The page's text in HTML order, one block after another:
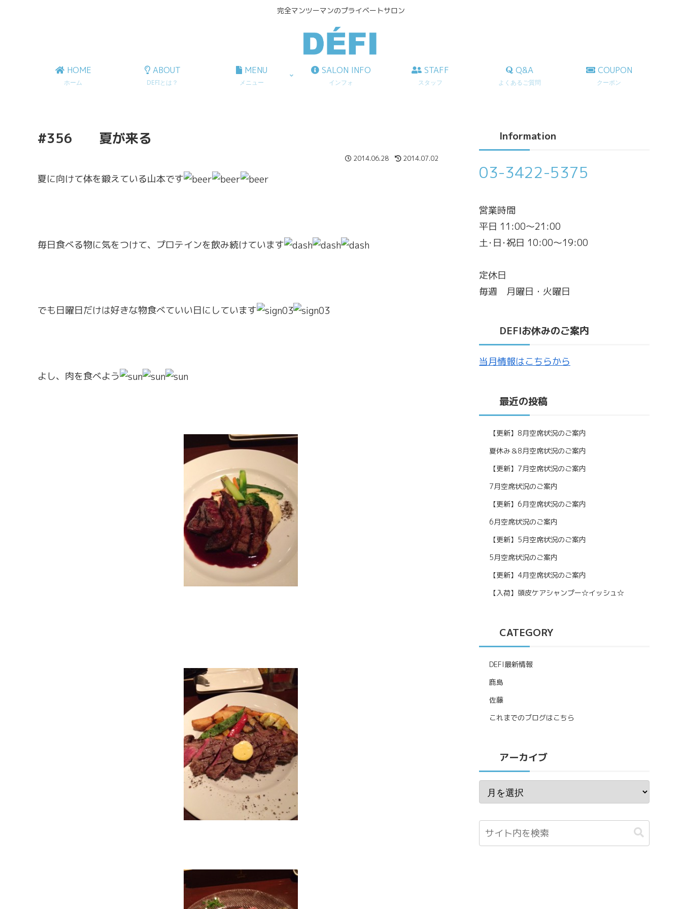
完全マンツーマンのプライベートサロン
HOME
ホーム
ABOUT
DEFIとは？
MENU
メニュー
SALON INFO
インフォ
STAFF
スタッフ
Q&A
よくあるご質問
COUPON
クーポン
#356 夏が来る
2014.06.28 2014.07.02
夏に向けて体を鍛えている山本です
毎日食べる物に気をつけて、プロテインを飲み続けています
でも日曜日だけは好きな物食べていい日にしています
よし、肉を食べよう
Information
03-3422-5375
営業時間
平日 11:00～21:00
土･日･祝日 10:00～19:00
定休日
毎週 月曜日・火曜日
DEFIお休みのご案内
当月情報はこちらから
最近の投稿
【更新】8月空席状況のご案内
夏休み＆8月空席状況のご案内
【更新】7月空席状況のご案内
7月空席状況のご案内
【更新】6月空席状況のご案内
6月空席状況のご案内
【更新】5月空席状況のご案内
5月空席状況のご案内
【更新】4月空席状況のご案内
【入荷】頭皮ケアシャンプー☆イッシュ☆
CATEGORY
DEFI最新情報
鹿島
佐藤
これまでのブログはこちら
アーカイブ